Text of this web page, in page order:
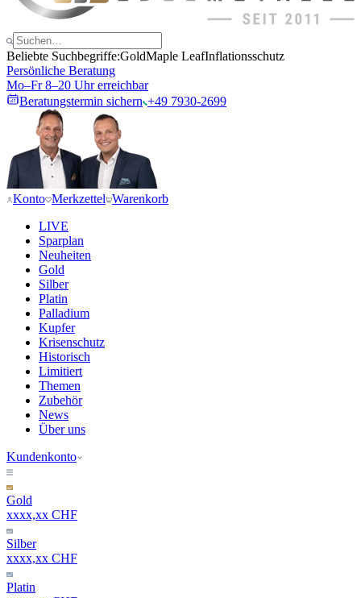
Beliebte Suchbegriffe:GoldMaple LeafInflationsschutz
Persönliche Beratung
Mo–Fr 8–20 Uhr erreichbar
Beratungstermin sichern +49 7930-2699
Konto Merkzettel Warenkorb
LIVE
Sparplan
Neuheiten
Gold
Silber
Platin
Palladium
Kupfer
Krisenschutz
Historisch
Limitiert
Themen
Zubehör
News
Über uns
Kundenkonto
Gold
xxxx,xx CHF
Silber
xxxx,xx CHF
Platin